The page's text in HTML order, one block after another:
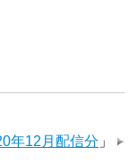
年12月配信分 」